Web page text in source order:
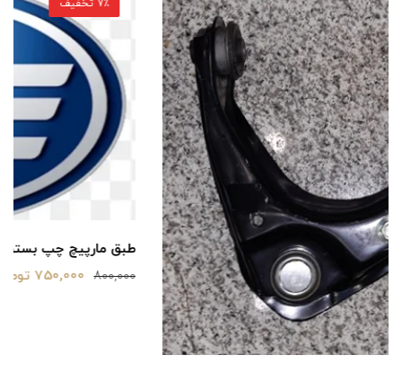
طبق مارپیچ چپ بسترن b50f اصلی شرکتی
800,000 750,000 تومان
7٪ تخفیف